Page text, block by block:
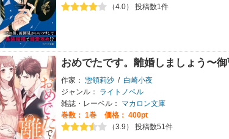
（4.0） 投稿数1件
おめでたです。離婚しましょう〜
作家： 惣領莉沙 / 白崎小夜
ジャンル：
ライトノベル
雑誌・レーベル：
マカロン文庫
巻数： 1巻
価格： 400pt
（3.9） 投稿数51件